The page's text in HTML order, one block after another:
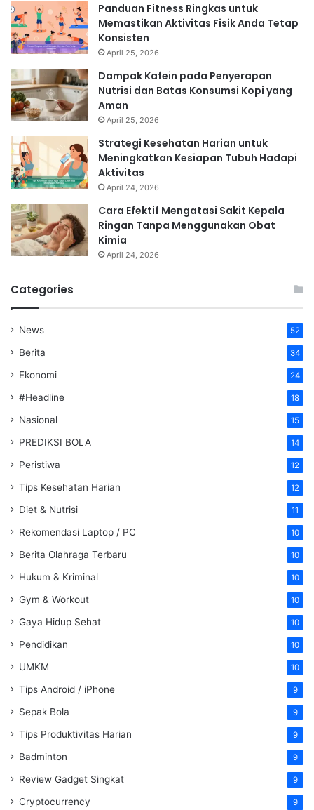
Panduan Fitness Ringkas untuk
Memastikan Aktivitas Fisik Anda Tetap
Konsisten
April 25, 2026
Dampak Kafein pada Penyerapan
Nutrisi dan Batas Konsumsi Kopi yang
Aman
April 25, 2026
Strategi Kesehatan Harian untuk
Meningkatkan Kesiapan Tubuh Hadapi
Aktivitas
April 24, 2026
Cara Efektif Mengatasi Sakit Kepala
Ringan Tanpa Menggunakan Obat
Kimia
April 24, 2026
Categories
News 52
Berita 34
Ekonomi 24
#Headline 18
Nasional 15
PREDIKSI BOLA 14
Peristiwa 12
Tips Kesehatan Harian 12
Diet & Nutrisi 11
Rekomendasi Laptop / PC 10
Berita Olahraga Terbaru 10
Hukum & Kriminal 10
Gym & Workout 10
Gaya Hidup Sehat 10
Pendidikan 10
UMKM 10
Tips Android / iPhone 9
Sepak Bola 9
Tips Produktivitas Harian 9
Badminton 9
Review Gadget Singkat 9
Cryptocurrency 9